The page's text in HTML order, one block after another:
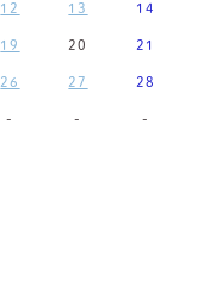
12 13 14
19 20 21
26 27 28
- - -